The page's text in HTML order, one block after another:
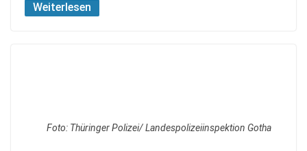
Weiterlesen
Foto: Thüringer Polizei/ Landespolizeiinspektion Gotha